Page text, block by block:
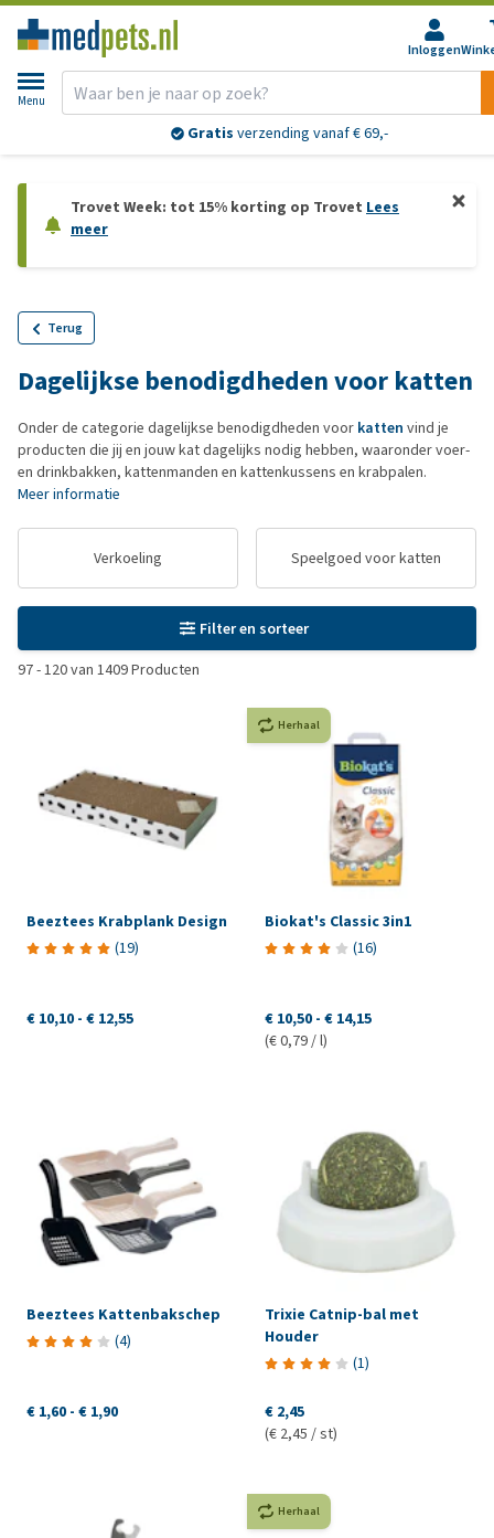
Inloggen
Menu
Gratis verzending vanaf € 69,-
Trovet Week: tot 15% korting op Trovet Lees
meer
Terug
Dagelijkse benodigdheden voor katten
Onder de categorie dagelijkse benodigdheden voor katten vind je
producten die jij en jouw kat dagelijks nodig hebben, waaronder voer-
en drinkbakken, kattenmanden en kattenkussens en krabpalen.
Meer informatie
Verkoeling Speelgoed voor katten
Filter en sorteer
97-120van 1409Producten
Beeztees Krabplank Design
(19)
€ 10,10 - € 12,55
Herhaal
Biokat's Classic 3in1
(16)
€ 10,50 - € 14,15
(€ 0,79 / l)
Beeztees Kattenbakschep
(4)
€ 1,60 - € 1,90
Trixie Catnip-bal met
Houder
(1)
€ 2,45
(€ 2,45 / st)
Herhaal